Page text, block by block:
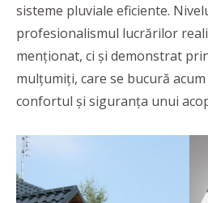
sisteme pluviale eficiente.
profesionalismul lucrărilor
menționat, ci și demonstrat
mulțumiți, care se bucură
confortul și siguranța unui